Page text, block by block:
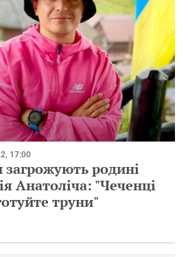
17:00
загрожують родині
Анатоліча: "Чеченці
труни"